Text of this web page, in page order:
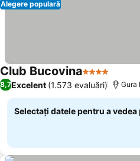
Alegere populară
Club Bucovina4 Stele
8,7Excelent (1.573 evaluări) Gura
Selectați datele pentru a